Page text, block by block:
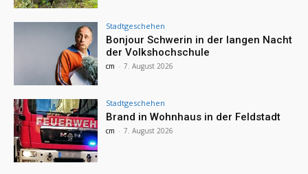
Stadtgeschehen
Bonjour Schwerin in der langen Nacht
der Volkshochschule
cm - 7. August 2026
Stadtgeschehen
Brand in Wohnhaus in der Feldstadt
cm - 7. August 2026